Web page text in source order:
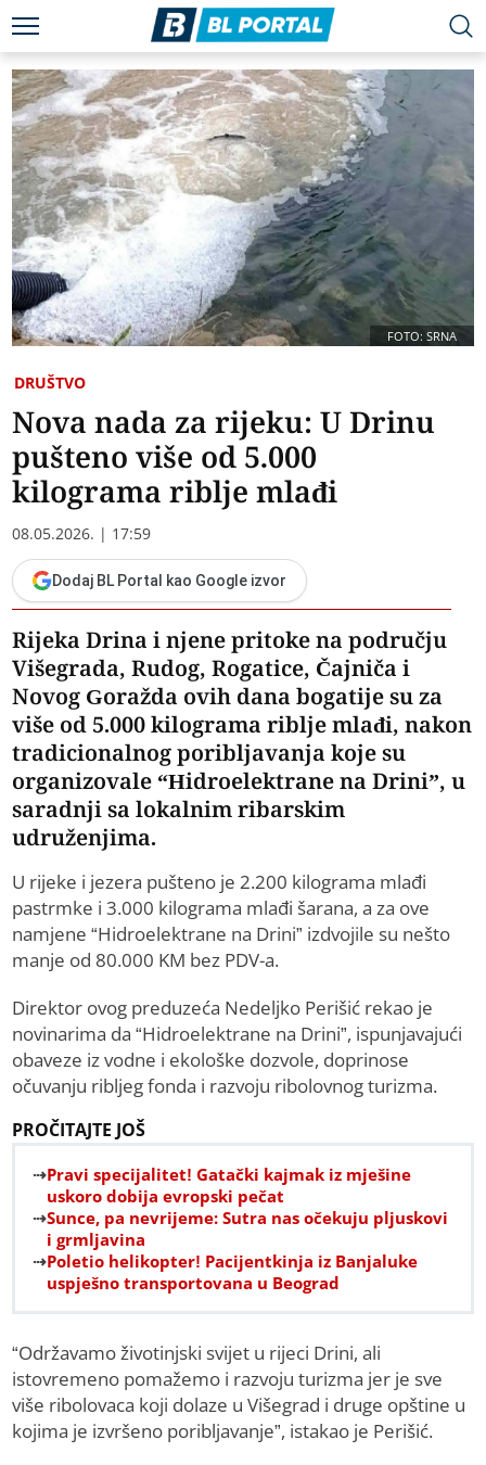
FOTO: SRNA
DRUŠTVO
Nova nada za rijeku: U Drinu
pušteno više od 5.000
kilograma riblje mlađi
08.05.2026. | 17:59
Dodaj BL Portal kao Google izvor
Rijeka Drina i njene pritoke na području
Višegrada, Rudog, Rogatice, Čajniča i
Novog Goražda ovih dana bogatije su za
više od 5.000 kilograma riblje mlađi, nakon
tradicionalnog poribljavanja koje su
organizovale “Hidroelektrane na Drini”, u
saradnji sa lokalnim ribarskim
udruženjima.
U rijeke i jezera pušteno je 2.200 kilograma mlađi
pastrmke i 3.000 kilograma mlađi šarana, a za ove
namjene “Hidroelektrane na Drini” izdvojile su nešto
manje od 80.000 KM bez PDV-a.
Direktor ovog preduzeća Nedeljko Perišić rekao je
novinarima da “Hidroelektrane na Drini”, ispunjavajući
obaveze iz vodne i ekološke dozvole, doprinose
očuvanju ribljeg fonda i razvoju ribolovnog turizma.
PROČITAJTE JOŠ
Pravi specijalitet! Gatački kajmak iz mješine
uskoro dobija evropski pečat
Sunce, pa nevrijeme: Sutra nas očekuju pljuskovi
i grmljavina
Poletio helikopter! Pacijentkinja iz Banjaluke
uspješno transportovana u Beograd
“Održavamo životinjski svijet u rijeci Drini, ali
istovremeno pomažemo i razvoju turizma jer je sve
više ribolovaca koji dolaze u Višegrad i druge opštine u
kojima je izvršeno poribljavanje”, istakao je Perišić.